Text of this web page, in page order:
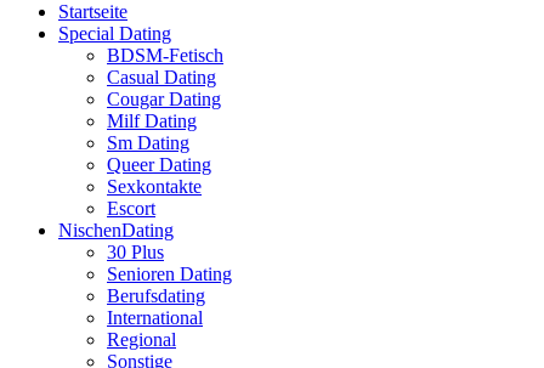
Startseite
Special Dating
BDSM-Fetisch
Casual Dating
Cougar Dating
Milf Dating
Sm Dating
Queer Dating
Sexkontakte
Escort
NischenDating
30 Plus
Senioren Dating
Berufsdating
International
Regional
Sonstige